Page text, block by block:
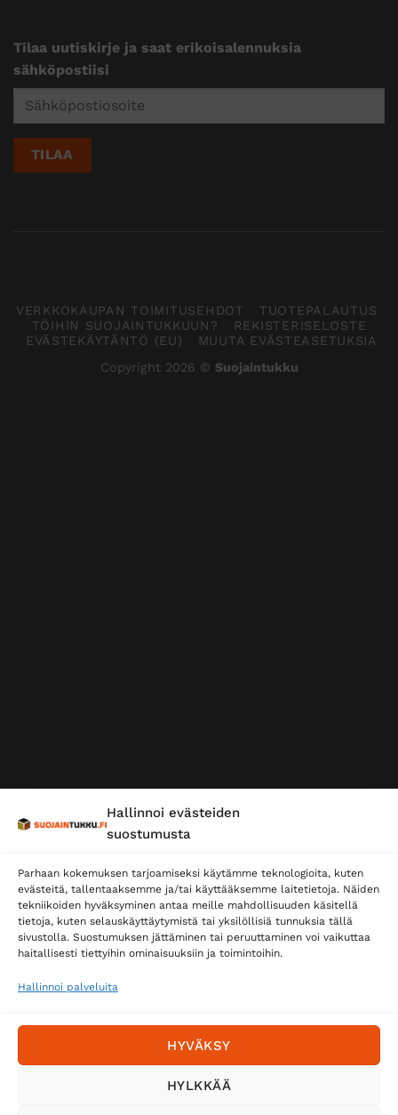
Hallinnoi evästeiden
suostumusta
Parhaan kokemuksen tarjoamiseksi käytämme teknologioita, kuten
evästeitä, tallentaaksemme ja/tai käyttääksemme laitetietoja. Näiden
tekniikoiden hyväksyminen antaa meille mahdollisuuden käsitellä
tietoja, kuten selauskäyttäytymistä tai yksilöllisiä tunnuksia tällä
sivustolla. Suostumuksen jättäminen tai peruuttaminen voi vaikuttaa
haitallisesti tiettyihin ominaisuuksiin ja toimintoihin.
Hallinnoi palveluita
HYVÄKSY
HYLKKÄÄ
Tilaa uutiskirje ja saat erikoisalennuksia
sähköpostiisi
VERKKOKAUPAN TOIMITUSEHDOT
TUOTEPALAUTUS
TÖIHIN SUOJAINTUKKUUN?
REKISTERISELOSTE
EVÄSTEKÄYTÄNTÖ (EU)
MUUTA EVÄSTEASETUKSIA
Copyright 2026 © Suojaintukku